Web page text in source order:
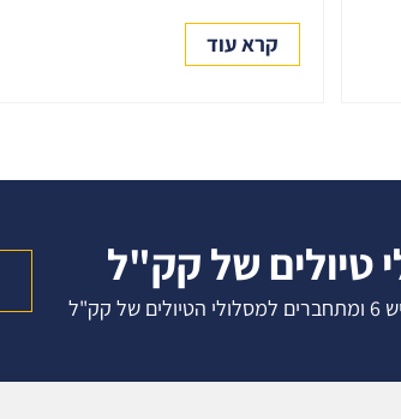
קרא עוד
טיולים של קק"ל
קק"ל